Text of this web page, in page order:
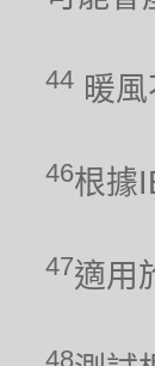
44 暖風
46根據
47適用
48